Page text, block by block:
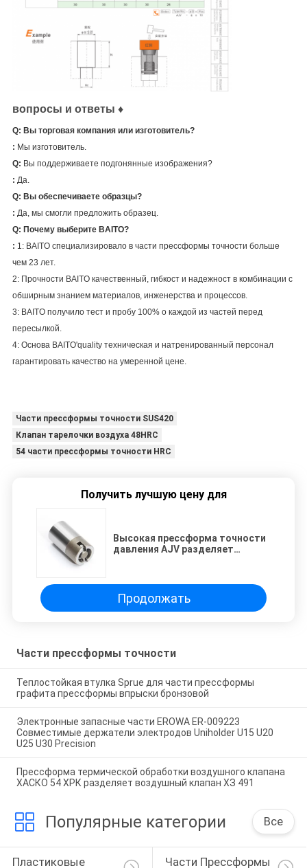
вопросы и ответы ♦
Q: Вы торговая компания или изготовитель?
: Мы изготовитель.
Q: Вы поддерживаете подгонянные изображения?
: Да.
Q: Вы обеспечиваете образцы?
: Да, мы смогли предложить образец.
Q: Почему выберите BAITO?
: 1: BAITO специализировало в части прессформы точности больше
чем 23 лет.
2: Прочности BAITO качественный, гибкост и надежност в комбинации с
обширным знанием материалов, инженерства и процессов.
3: BAITO получило тест и пробу 100% о каждой из частей перед
пересылкой.
4: Основа BAITO'quality техническая и натренированный персонал
гарантировать качество на умеренной цене.
Части прессформы точности SUS420
Клапан тарелочки воздуха 48HRC
54 части прессформы точности HRC
Получить лучшую цену для
Высокая прессформа точности
давления AJV разделяет
Продолжать
Части прессформы точности
Теплостойкая втулка Sprue для части прессформы
графита прессформы впрыски бронзовой
Электронные запасные части EROWA ER-009223
Совместимые держатели электродов Uniholder U15 U20
U25 U30 Precision
Прессформа термической обработки воздушного клапана
ХАСКО 54 ХРК разделяет воздушный клапан ХЗ 491
Популярные категории Все
Пластиковые Части Прессформы